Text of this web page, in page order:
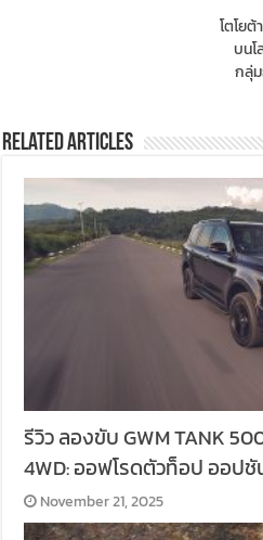
โตโย
บนโ
กลุ่
Related Articles
รีวิว ลองขับ GWM TANK
4WD: ออฟโรดตัวท็อป ออป
November 21, 2025